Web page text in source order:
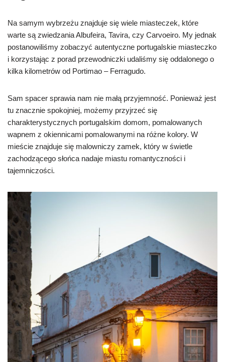
Na samym wybrzeżu znajduje się wiele miasteczek, które
warte są zwiedzania Albufeira, Tavira, czy Carvoeiro. My jednak
postanowiliśmy zobaczyć autentyczne portugalskie miasteczko
i korzystając z porad przewodniczki udaliśmy się oddalonego o
kilka kilometrów od Portimao – Ferragudo.
Sam spacer sprawia nam nie małą przyjemność. Ponieważ jest
tu znacznie spokojniej, możemy przyjrzeć się
charakterystycznych portugalskim domom, pomalowanych
wapnem z okiennicami pomalowanymi na różne kolory. W
mieście znajduje się malowniczy zamek, który w świetle
zachodzącego słońca nadaje miastu romantyczności i
tajemniczości.